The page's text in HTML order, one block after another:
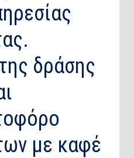
δράσης
με καφέ